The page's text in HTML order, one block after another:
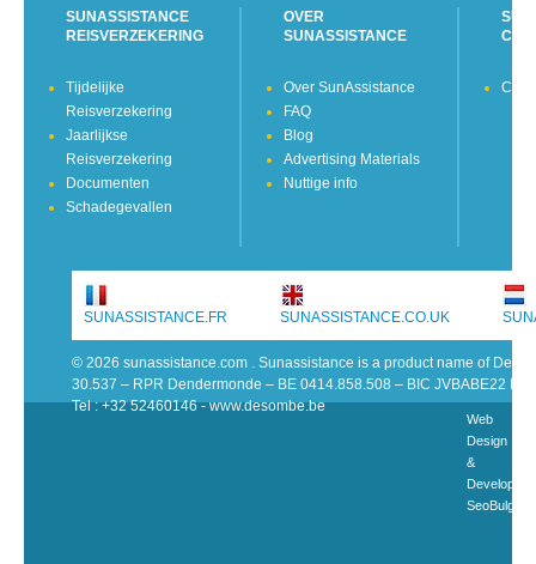
SUNASSISTANCE
REISVERZEKERING
Tijdelijke
Reisverzekering
Jaarlijkse
Reisverzekering
Documenten
Schadegevallen
OVER
SUNASSISTANCE
Over SunAssistance
FAQ
Blog
Advertising Materials
Nuttige info
SUNASSISTANCE.FR SUNASSISTANCE.CO.UK
© 2026 sunassistance.com . Sunassistance is a product name of De
30.537 – RPR Dendermonde – BE 0414.858.508 – BIC JVBABE22
Tel : +32 52460146 - www.desombe.be
Web
Design
&